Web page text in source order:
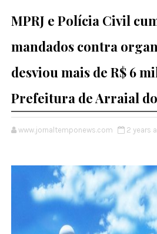
MPRJ e Polícia Civil
mandados contra
desviou mais de R$ 6
Prefeitura de Arraial
www.jornaltemponews.com 2 years